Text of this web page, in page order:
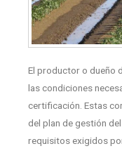
El productor o dueño
las condiciones
certificación. Estas
del plan de gestión
requisitos exigidos